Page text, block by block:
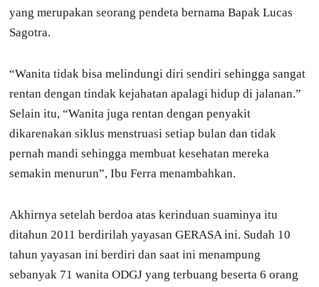
yang merupakan seorang pendeta bernama Bapak Lucas
Sagotra.
“Wanita tidak bisa melindungi diri sendiri sehingga sangat
rentan dengan tindak kejahatan apalagi hidup di jalanan.”
Selain itu, “Wanita juga rentan dengan penyakit
dikarenakan siklus menstruasi setiap bulan dan tidak
pernah mandi sehingga membuat kesehatan mereka
semakin menurun”, Ibu Ferra menambahkan.
Akhirnya setelah berdoa atas kerinduan suaminya itu
ditahun 2011 berdirilah yayasan GERASA ini. Sudah 10
tahun yayasan ini berdiri dan saat ini menampung
sebanyak 71 wanita ODGJ yang terbuang beserta 6 orang